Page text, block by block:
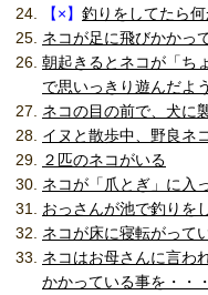
【×】 釣りをしてたら
ネコが足に飛びかかっ
朝起きるとネコが「ち
で思いっきり遊んだよ
ネコの目の前で、犬に
イヌと散歩中、野良ネ
２匹のネコがいる
ネコが「爪とぎ」に入
おっさんが池で釣りを
ネコが床に寝転がって
ネコはお母さんに言わ
かかっている事を・・・